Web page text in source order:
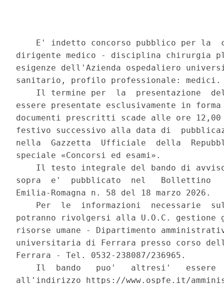
E' indetto concorso pubblico per la
dirigente medico - disciplina chirurgia
esigenze dell'Azienda ospedaliero
sanitario, profilo professionale:
Il termine per  la  presentazione
essere presentate esclusivamente in
documenti prescritti scade alle ore
festivo successivo alla data di
nella  Gazzetta  Ufficiale  della
speciale «Concorsi ed esami».
Il testo integrale del bando di
sopra  e'  pubblicato  nel   Bollettino
Emilia-Romagna n. 58 del 18 marzo 2026.
Per  le  informazioni  necessarie
potranno rivolgersi alla U.O.C. gestione
risorse umane - Dipartimento
universitaria di Ferrara presso corso
Ferrara - Tel. 0532-238087/236965.
Il  bando   puo'   altresi'   essere
all'indirizzo https://www.ospfe.it/